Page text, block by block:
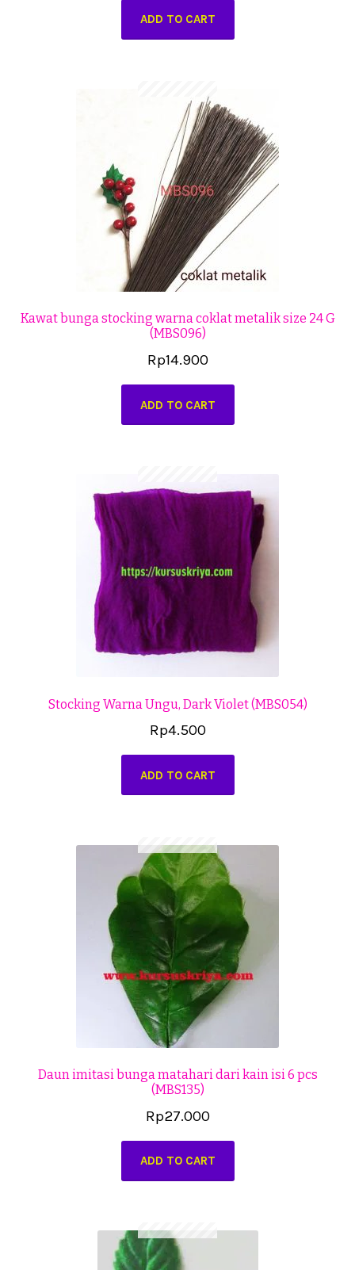
ADD TO CART
Kawat bunga stocking warna coklat metalik size 24 G
(MBS096)
Rp14.900
ADD TO CART
Stocking Warna Ungu, Dark Violet (MBS054)
Rp4.500
ADD TO CART
Daun imitasi bunga matahari dari kain isi 6 pcs
(MBS135)
Rp27.000
ADD TO CART